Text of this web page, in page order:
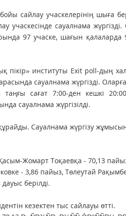
сайлау учаскелерінің шыға
учаскесінде сауалнама
97 учаске, шағын қалаларда
пікір» институты Exit poll-дың
сауалнама жүргізді.
сағат 7:00-ден кешкі
сауалнама жүргізілді.
Сауалнама жүргізу
Жомарт Тоқаевқа - 70,13
- 3,86 пайыз, Төлеутай
берілді.
кезектен тыс сайлауы өтті.